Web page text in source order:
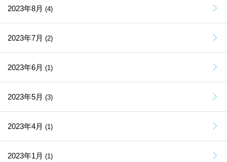
2023年8月 (4)
2023年7月 (2)
2023年6月 (1)
2023年5月 (3)
2023年4月 (1)
2023年1月 (1)